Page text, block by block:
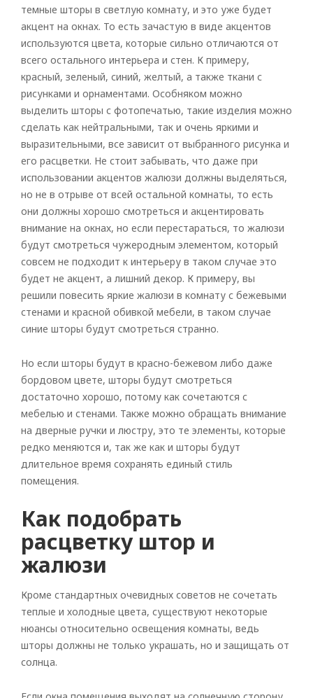
Горизонтальные
Вертикальные
Римские
темные шторы в светлую комнату, и это уже будет
акцент на окнах. То есть зачастую в виде акцентов
используются цвета, которые сильно отличаются от
всего остального интерьера и стен. К примеру,
красный, зеленый, синий, желтый, а также ткани с
рисунками и орнаментами. Особняком можно
выделить шторы с фотопечатью, такие изделия можно
сделать как нейтральными, так и очень яркими и
выразительными, все зависит от выбранного рисунка и
его расцветки. Не стоит забывать, что даже при
использовании акцентов жалюзи должны выделяться,
но не в отрыве от всей остальной комнаты, то есть
они должны хорошо смотреться и акцентировать
внимание на окнах, но если перестараться, то жалюзи
будут смотреться чужеродным элементом, который
совсем не подходит к интерьеру в таком случае это
будет не акцент, а лишний декор. К примеру, вы
решили повесить яркие жалюзи в комнату с бежевыми
стенами и красной обивкой мебели, в таком случае
синие шторы будут смотреться странно.
Но если шторы будут в красно-бежевом либо даже
бордовом цвете, шторы будут смотреться
достаточно хорошо, потому как сочетаются с
мебелью и стенами. Также можно обращать внимание
на дверные ручки и люстру, это те элементы, которые
редко меняются и, так же как и шторы будут
длительное время сохранять единый стиль
помещения.
Как подобрать
расцветку штор и
жалюзи
Кроме стандартных очевидных советов не сочетать
теплые и холодные цвета, существуют некоторые
нюансы относительно освещения комнаты, ведь
шторы должны не только украшать, но и защищать от
солнца.